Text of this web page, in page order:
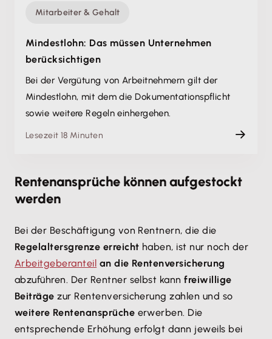
Mitarbeiter & Gehalt
Mindestlohn: Das müssen Unternehmen
berücksichtigen
Bei der Vergütung von Arbeitnehmern gilt der
Mindestlohn, mit dem die Dokumentat­ionspflicht
sowie weitere Regeln einhergehen.
Lesezeit 18 Minuten
Rentenansprüche können aufgestockt
werden
Bei der Beschäftigung von Rentnern, die die
Regelaltersgrenze erreicht haben, ist nur noch der
Arbeitgeberanteil an die Rentenversicherung
abzuführen. Der Rentner selbst kannfreiwillige
Beiträge zur Rentenversicherung zahlen und so
weitere Rentenansprüche erwerben. Die
entsprechende Erhöhung erfolgt dann jeweils bei